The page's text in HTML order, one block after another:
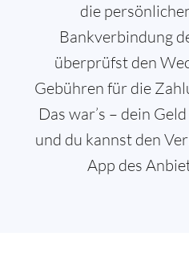
die
Bankverbindung
überprüfst den
Gebühren für die
Das war’s – dein
und du kannst den
App des